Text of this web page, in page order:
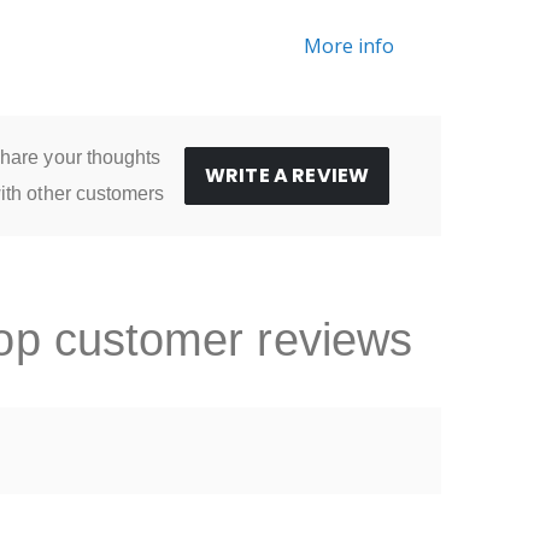
More info
WRITE A REVIEW
your thoughts
other customers
customer reviews